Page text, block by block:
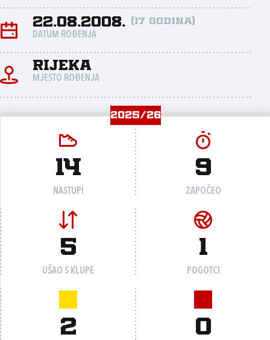
22.08.2008. (17 godina)
DATUM ROĐENJA
Rijeka
MJESTO ROĐENJA
2025/26
14
NASTUPI
9
ZAPOČEO
5
UŠAO S KLUPE
1
POGOTCI
2 0